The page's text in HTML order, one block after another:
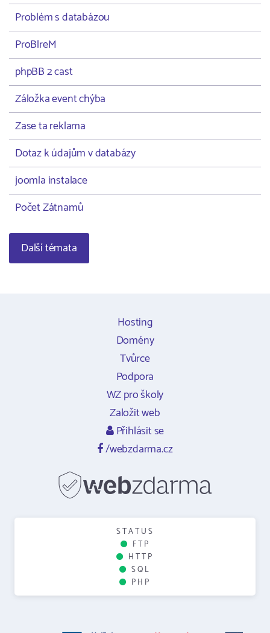
Problém s databázou
ProBlreM
phpBB 2 cast
Záložka event chýba
Zase ta reklama
Dotaz k údajům v databázy
joomla instalace
Počet Zátnamů
Další témata
Hosting
Domény
Tvůrce
Podpora
WZ pro školy
Založit web
Přihlásit se
/webzdarma.cz
STATUS
FTP
HTTP
SQL
PHP